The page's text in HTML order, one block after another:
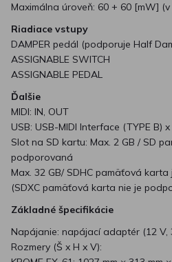
Maximálna úroveň: 60 + 60 [mW]
Riadiace vstupy
DAMPER pedál (podporuje Half
ASSIGNABLE SWITCH
ASSIGNABLE PEDAL
Ďalšie
MIDI: IN, OUT
USB: USB-MIDI Interface (TYPE B)
Slot na SD kartu: Max. 2 GB / SD
podporovaná
Max. 32 GB/ SDHC pamäťová
(SDXC pamäťová karta nie je
Základné špecifikácie
Napájanie: napájací adaptér (12 V,
Rozmery (Š x H x V):